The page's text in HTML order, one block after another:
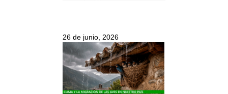
26 de junio, 2026